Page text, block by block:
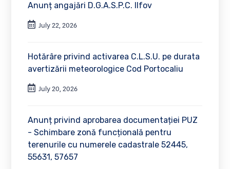
Anunț angajări D.G.A.S.P.C. Ilfov
July 22, 2026
Hotărâre privind activarea C.L.S.U. pe durata
avertizării meteorologice Cod Portocaliu
July 20, 2026
Anunț privind aprobarea documentației PUZ
- Schimbare zonă funcțională pentru
terenurile cu numerele cadastrale 52445,
55631, 57657